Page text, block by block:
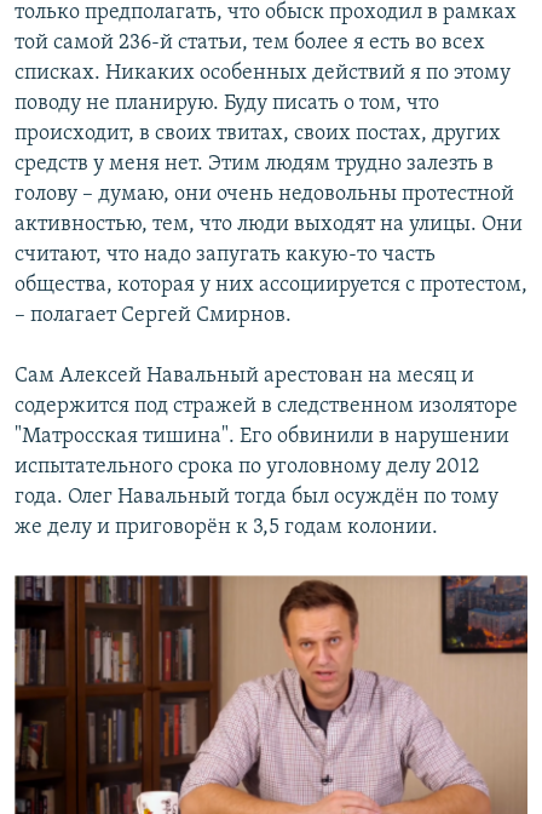
только предполагать, что обыск проходил в рамках
той самой 236-й статьи, тем более я есть во всех
списках. Никаких особенных действий я по этому
поводу не планирую. Буду писать о том, что
происходит, в своих твитах, своих постах, других
средств у меня нет. Этим людям трудно залезть в
голову – думаю, они очень недовольны протестной
активностью, тем, что люди выходят на улицы. Они
считают, что надо запугать какую-то часть
общества, которая у них ассоциируется с протестом,
– полагает Сергей Смирнов.
Сам Алексей Навальный арестован на месяц и
содержится под стражей в следственном изоляторе
"Матросская тишина". Его обвинили в нарушении
испытательного срока по уголовному делу 2012
года. Олег Навальный тогда был осуждён по тому
же делу и приговорён к 3,5 годам колонии.